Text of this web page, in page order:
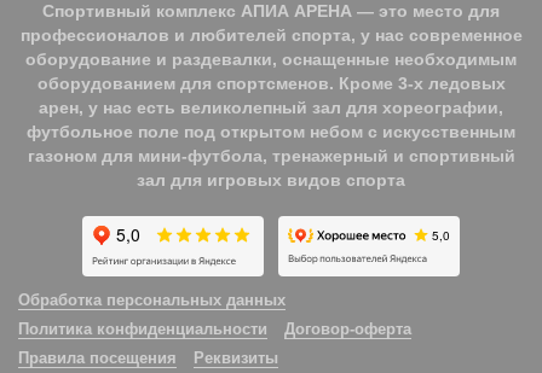
Спортивный комплекс АПИА АРЕНА — это место для
профессионалов и любителей спорта, у нас современное
оборудование и раздевалки, оснащенные необходимым
оборудованием для спортсменов. Кроме 3-х ледовых
арен, у нас есть великолепный зал для хореографии,
футбольное поле под открытом небом с искусственным
газоном для мини-футбола, тренажерный и спортивный
зал для игровых видов спорта
Обработка персональных данных
Политика конфиденциальности
Договор-оферта
Правила посещения
Реквизиты